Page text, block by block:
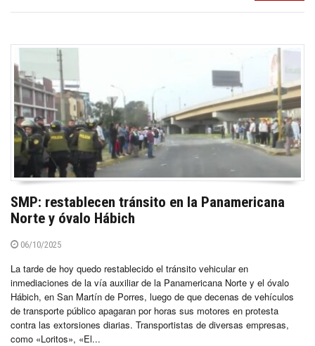
SMP: restablecen tránsito en la Panamericana
Norte y óvalo Hábich
06/10/2025
La tarde de hoy quedo restablecido el tránsito vehicular en
inmediaciones de la vía auxiliar de la Panamericana Norte y el óvalo
Hábich, en San Martín de Porres, luego de que decenas de vehículos
de transporte público apagaran por horas sus motores en protesta
contra las extorsiones diarias. Transportistas de diversas empresas,
como «Loritos», «El...